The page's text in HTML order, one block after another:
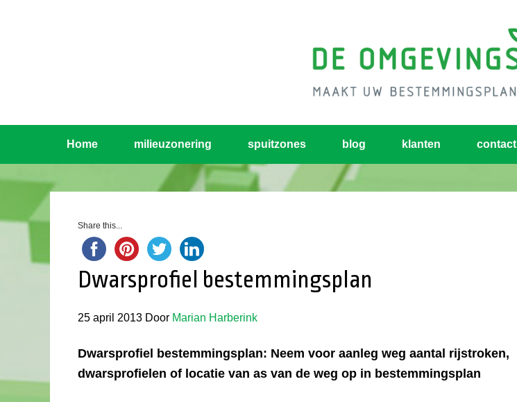
Home milieuzonering spuitzones blog klanten contact
Share this...
Dwarsprofiel bestemmingsplan
25 april 2013 Door Marian Harberink
Dwarsprofiel bestemmingsplan: Neem voor aanleg weg aantal rijstroken,
dwarsprofielen of locatie van as van de weg op in bestemmingsplan